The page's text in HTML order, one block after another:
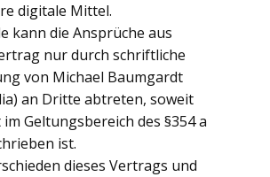
digitale Mittel.
kann die Ansprüche aus
nur durch schriftliche
von Michael Baumgardt
an Dritte abtreten, soweit
Geltungsbereich des §354 a
ist.
dieses Vertrags und